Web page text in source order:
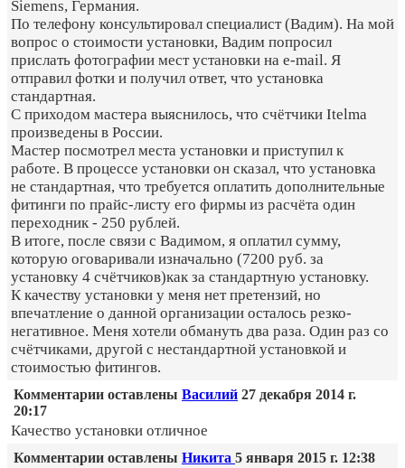
Siemens, Германия.
По телефону консультировал специалист (Вадим). На мой
вопрос о стоимости установки, Вадим попросил
прислать фотографии мест установки на e-mail. Я
отправил фотки и получил ответ, что установка
стандартная.
С приходом мастера выяснилось, что счётчики Itelma
произведены в России.
Мастер посмотрел места установки и приступил к
работе. В процессе установки он сказал, что установка
не стандартная, что требуется оплатить дополнительные
фитинги по прайс-листу его фирмы из расчёта один
переходник - 250 рублей.
В итоге, после связи с Вадимом, я оплатил сумму,
которую оговаривали изначально (7200 руб. за
установку 4 счётчиков)как за стандартную установку.
К качеству установки у меня нет претензий, но
впечатление о данной организации осталось резко-
негативное. Меня хотели обмануть два раза. Один раз со
счётчиками, другой с нестандартной установкой и
стоимостью фитингов.
Комментарии оставлены Василий 27 декабря 2014 г.
20:17
Качество установки отличное
Комментарии оставлены Никита 5 января 2015 г. 12:38